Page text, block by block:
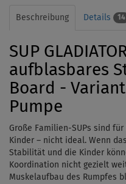
Beschreibung Details 14
SUP
aufblasbares
Board -
Pumpe
Große Familien-SUPs sind
Kinder – nicht ideal. Wenn
Stabilität und die Kinder
Koordination nicht gezielt
Muskelaufbau des Rumpfes